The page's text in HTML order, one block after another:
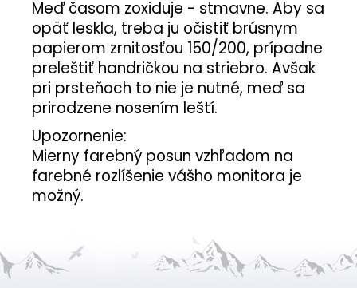
Meď časom zoxiduje - stmavne. Aby sa
opäť leskla, treba ju očistiť brúsnym
papierom zrnitosťou 150/200, prípadne
preleštiť handričkou na striebro. Avšak
pri prsteňoch to nie je nutné, meď sa
prirodzene nosením leští.
Upozornenie:
Mierny farebný posun vzhľadom na
farebné rozlíšenie vášho monitora je
možný.